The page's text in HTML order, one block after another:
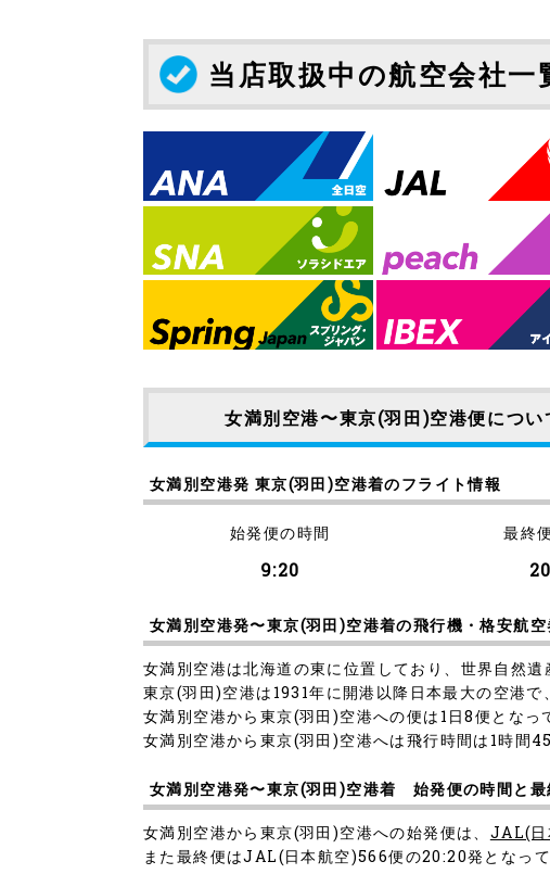
当店取扱中の航空会社一
女満別空港〜東京(羽田)空港便につい
女満別空港発 東京(羽田)空港着のフライト情報
始発便の時間
9:20
最終
女満別空港発〜東京(羽田)空港着の飛行機・格安航空
女満別空港は北海道の東に位置しており、世界自然遺
東京(羽田)空港は1931年に開港以降日本最大の空港で
女満別空港から東京(羽田)空港への便は1日8便となっ
女満別空港から東京(羽田)空港へは飛行時間は1時間
女満別空港発〜東京(羽田)空港着 始発便の時間と最
女満別空港から東京(羽田)空港への始発便は、 JAL(日
また最終便はJAL(日本航空)566便の20:20発となって